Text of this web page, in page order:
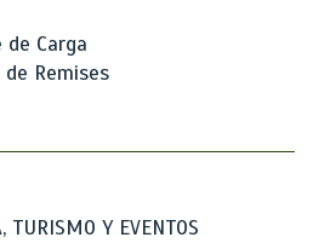
Carga
de Remises
TURISMO Y EVENTOS